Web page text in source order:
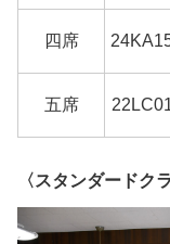
四席
五席
〈スタンダードク